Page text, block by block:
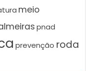
meio
pnad
prevenção roda